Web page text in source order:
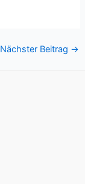
Nächster Beitrag →